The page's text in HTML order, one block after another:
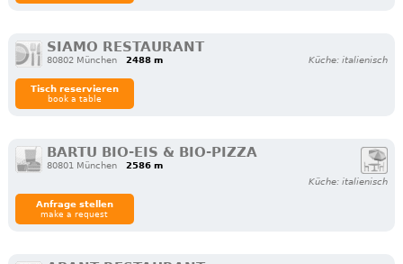
SIAMO RESTAURANT
80802 München 2488 m Küche: italienisch
Tisch reservieren
book a table
BARTU BIO-EIS & BIO-PIZZA
80801 München
2586 m
Küche: italienisch
Anfrage stellen
make a request